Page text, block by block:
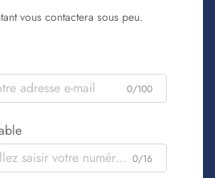
vous contactera sous peu.
0/100
0/16